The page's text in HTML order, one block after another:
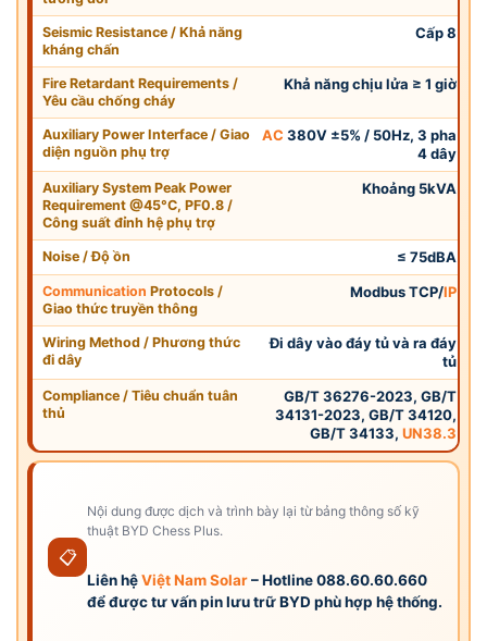
Seismic Resistance / Khả năng
kháng chấn
Cấp 8
Fire Retardant Requirements /
Yêu cầu chống cháy
Khả năng chịu lửa ≥ 1 giờ
Auxiliary Power Interface / Giao
diện nguồn phụ trợ
AC 380V ±5% / 50Hz, 3 pha
4 dây
Auxiliary System Peak Power
Requirement @45°C, PF0.8 /
Công suất đỉnh hệ phụ trợ
Khoảng 5kVA
Noise / Độ ồn ≤ 75dBA
Communication Protocols /
Giao thức truyền thông
Modbus TCP/IP
Wiring Method / Phương thức
đi dây
Đi dây vào đáy tủ và ra đáy
tủ
Compliance / Tiêu chuẩn tuân
thủ
GB/T 36276-2023, GB/T
34131-2023, GB/T 34120,
GB/T 34133, UN38.3
📋
Nội dung được dịch và trình bày lại từ bảng thông số kỹ
thuật BYD Chess Plus.
Liên hệViệt Nam Solar– Hotline 088.60.60.660
để được tư vấn pin lưu trữ BYD phù hợp hệ thống.